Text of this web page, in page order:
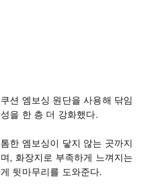
션 엠보싱 원단을 사용해 닦임
을 한 층 더 강화했다.
한 엠보싱이 닿지 않는 곳까지
, 화장지로 부족하게 느껴지는
뒷마무리를 도와준다.